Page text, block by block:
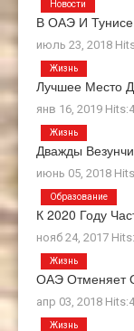
В ОАЭ И
июль 23, 2018
Новости
Лучшее Место
янв 16, 2019
Жизнь
Дважды
июнь 05, 2018
Жизнь
К 2020 Году
нояб 24, 2017
Образование
ОАЭ Отменяет
апр 03, 2018
Жизнь
Жизнь